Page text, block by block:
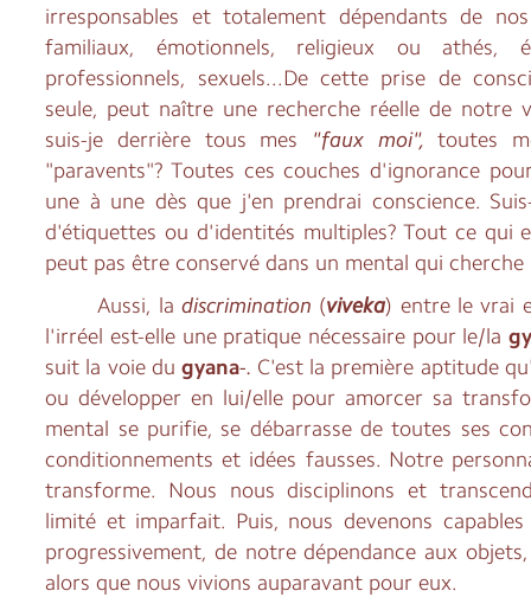
irresponsables et totalement dépendants de
familiaux, émotionnels, religieux ou athés,
professionnels, sexuels...De cette prise de
seule, peut naître une recherche réelle de notre
suis-je derrière tous mes "faux moi",toutes
"paravents"? Toutes ces couches d'ignorance
une à une dès que j'en prendrai conscience.
d'étiquettes ou d'identités multiples? Tout ce qui
peut pas être conservé dans un mental qui cherche
Aussi, ladiscrimination (viveka) entre le vrai
l'irréel est-elle une pratique nécessaire pour le/la
suit la voie du gyana-. C'est la première aptitude
ou développer en lui/elle pour amorcer sa
mental se purifie, se débarrasse de toutes ses
conditionnements et idées fausses. Notre
transforme. Nous nous disciplinons et
limité et imparfait. Puis, nous devenons
progressivement, de notre dépendance aux
alors que nous vivions auparavant pour eux.